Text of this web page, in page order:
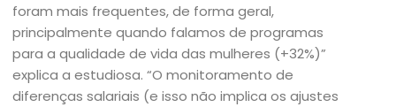
foram mais frequentes, de forma geral,
principalmente quando falamos de programas
para a qualidade de vida das mulheres (+32%)”
explica a estudiosa. “O monitoramento de
diferenças salariais (e isso não implica os ajustes